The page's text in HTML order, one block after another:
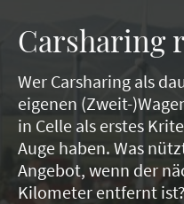
Carsharing
Wer Carsharing als
eigenen (Zweit-
in Celle als erstes
Auge haben. Was
Angebot, wenn der
Kilometer entfernt